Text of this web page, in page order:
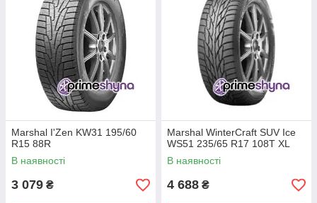
Marshal I'Zen KW31 195/60
R15 88R
В наявності
3 079 ₴
Marshal WinterCraft SUV Ice
WS51 235/65 R17 108T XL
В наявності
4 688 ₴